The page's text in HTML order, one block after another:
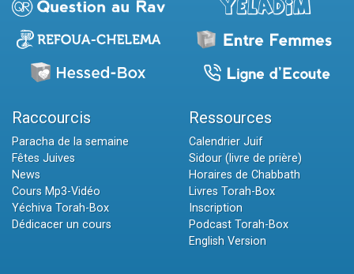
Raccourcis
Paracha de la semaine
Fêtes Juives
News
Cours Mp3-Vidéo
Yéchiva Torah-Box
Dédicacer un cours
Ressources
Calendrier Juif
Sidour (livre de prière)
Horaires de Chabbath
Livres Torah-Box
Inscription
Podcast Torah-Box
English Version